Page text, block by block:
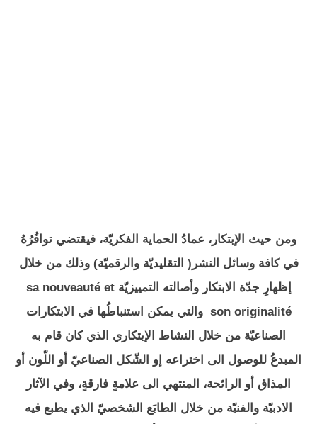
ومن حيث الإبتكار، عمادُ الحماية الفكريّة، فيقتضي توافُرُهُ
في كافة وسائل النشر( التقليديّة والرقميّة) وذلك من خلال
إظهارِ جدّة الابتكار وأصالته التمييزيّة sa nouveauté et
son originalité والتي يمكن استنباطُها في الابتكارات
الصناعيّة من خلال النشاط الإبتكاري الذي كان قام به
المبدعُ للوصول الى اختراعه إو الشّكل الصناعيّ أو اللّون أو
المذاق أو الرائحة، المنتهي الى علامةٍ فارقةٍ، وفي الآثار
الادبيّة والفنيّة من خلال الطابَع الشخصيّ الذي يطبع فيه